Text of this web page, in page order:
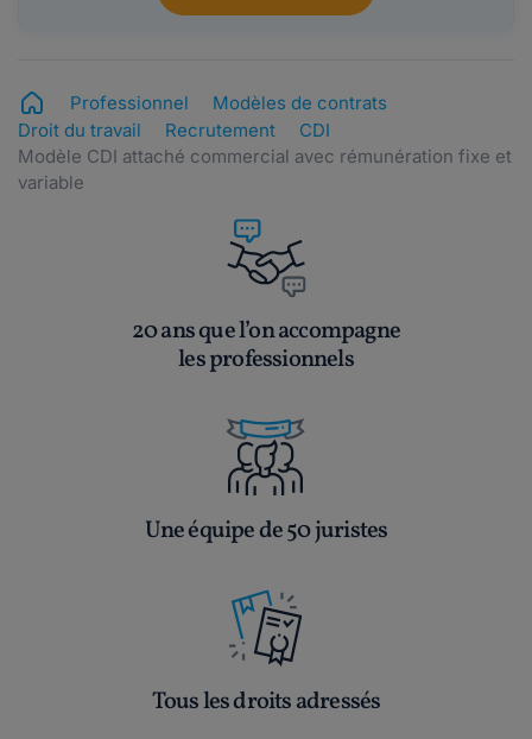
Professionnel
Modèles de contrats
Droit du travail
Recrutement
CDI
Modèle CDI attaché commercial avec rémunération fixe et
variable
20 ans que l’on accompagne
les professionnels
Une équipe de 50 juristes
Tous les droits adressés